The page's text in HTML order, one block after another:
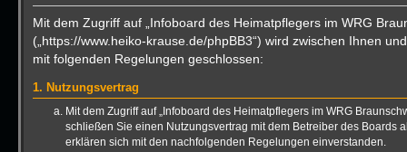
Mit dem Zugriff auf „Infoboard des Heimatpflegers im WRG
(„https://www.heiko-krause.de/phpBB3“) wird zwischen Ihnen
mit folgenden Regelungen geschlossen:
1. Nutzungsvertrag
Mit dem Zugriff auf „Infoboard des Heimatpflegers im WRG
schließen Sie einen Nutzungsvertrag mit dem Betreiber des Boards
erklären sich mit den nachfolgenden Regelungen einverstanden.